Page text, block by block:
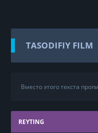
TASODIFIY FILM
Вместо этого текста
REYTING